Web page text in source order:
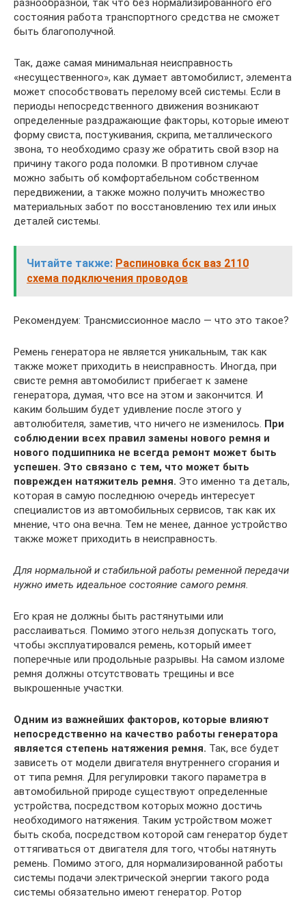
состояния работа транспортного средства не сможет
быть благополучной.
Так, даже самая минимальная неисправность
«несущественного», как думает автомобилист, элемента
может способствовать перелому всей системы. Если в
периоды непосредственного движения возникают
определенные раздражающие факторы, которые имеют
форму свиста, постукивания, скрипа, металлического
звона, то необходимо сразу же обратить свой взор на
причину такого рода поломки. В противном случае
можно забыть об комфортабельном собственном
передвижении, а также можно получить множество
материальных забот по восстановлению тех или иных
деталей системы.
Читайте также: Распиновка бск ваз 2110
схема подключения проводов
Рекомендуем: Трансмиссионное масло — что это такое?
Ремень генератора не является уникальным, так как
также может приходить в неисправность. Иногда, при
свисте ремня автомобилист прибегает к замене
генератора, думая, что все на этом и закончится. И
каким большим будет удивление после этого у
автолюбителя, заметив, что ничего не изменилось. При
соблюдении всех правил замены нового ремня и
нового подшипника не всегда ремонт может быть
успешен. Это связано с тем, что может быть
поврежден натяжитель ремня. Это именно та деталь,
которая в самую последнюю очередь интересует
специалистов из автомобильных сервисов, так как их
мнение, что она вечна. Тем не менее, данное устройство
также может приходить в неисправность.
Для нормальной и стабильной работы ременной передачи
нужно иметь идеальное состояние самого ремня.
Его края не должны быть растянутыми или
расслаиваться. Помимо этого нельзя допускать того,
чтобы эксплуатировался ремень, который имеет
поперечные или продольные разрывы. На самом изломе
ремня должны отсутствовать трещины и все
выкрошенные участки.
Одним из важнейших факторов, которые влияют
непосредственно на качество работы генератора
является степень натяжения ремня. Так, все будет
зависеть от модели двигателя внутреннего сгорания и
от типа ремня. Для регулировки такого параметра в
автомобильной природе существуют определенные
устройства, посредством которых можно достичь
необходимого натяжения. Таким устройством может
быть скоба, посредством которой сам генератор будет
оттягиваться от двигателя для того, чтобы натянуть
ремень. Помимо этого, для нормализированной работы
системы подачи электрической энергии такого рода
системы обязательно имеют генератор. Ротор